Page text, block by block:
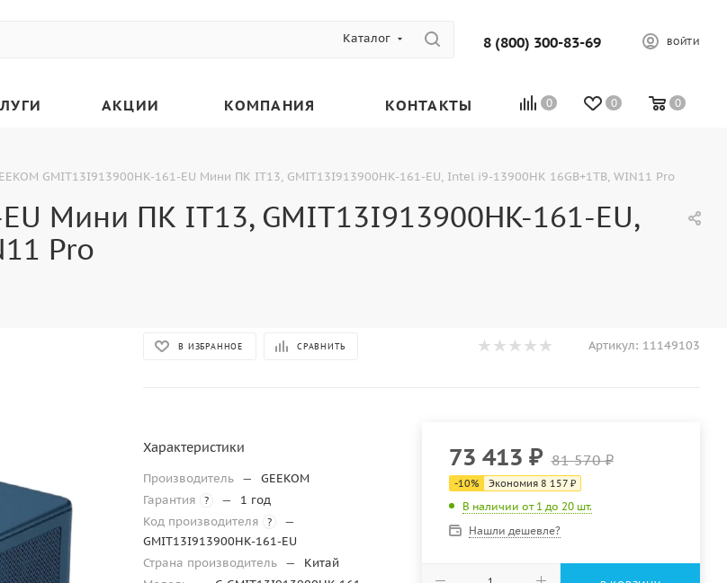
Каталог 8 (800) 300-83-69 ВОЙТИ
0 0 0
АКЦИИ КОМПАНИЯ КОНТАКТЫ
GMIT13I913900HK-161-EU Мини ПК IT13, GMIT13I913900HK-161-EU, Intel i9-13900HK 16GB+1TB, WIN11 Pro
Мини ПК IT13, GMIT13I913900HK-161-EU,
Pro
В ИЗБРАННОЕ СРАВНИТЬ Артикул: 11149103
Характеристики
Производитель —
GEEKOM
Гарантия
? —
1 год
Код производителя
?
—
GMIT13I913900HK-161-EU
Страна производитель —
Китай
73 413 ₽ 81 570₽
-10% Экономия 8 157₽
В наличии от 1 до 20 шт.
Нашли дешевле?